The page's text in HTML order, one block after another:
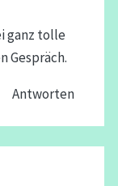
ganz tolle
Gespräch.
Antworten